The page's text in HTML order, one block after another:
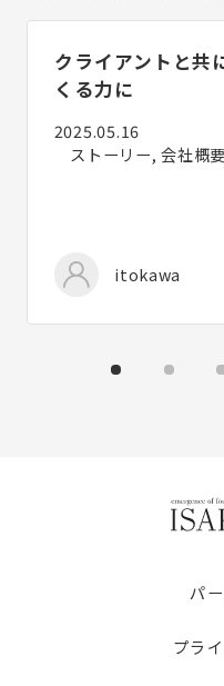
クライアントと共
くる力に
2025.05.16
ストーリー, 会社概
itokawa
パ
プラ